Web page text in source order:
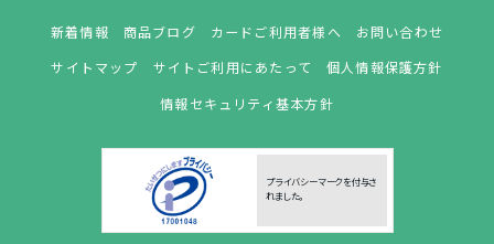
新着情報 商品ブログ カードご利用者様へ
お問い合わせ
サイトマップ
サイトご利用にあたって
個人情報保護方針
情報セキュリティ基本方針
プライバシーマークを付与さ
れました。